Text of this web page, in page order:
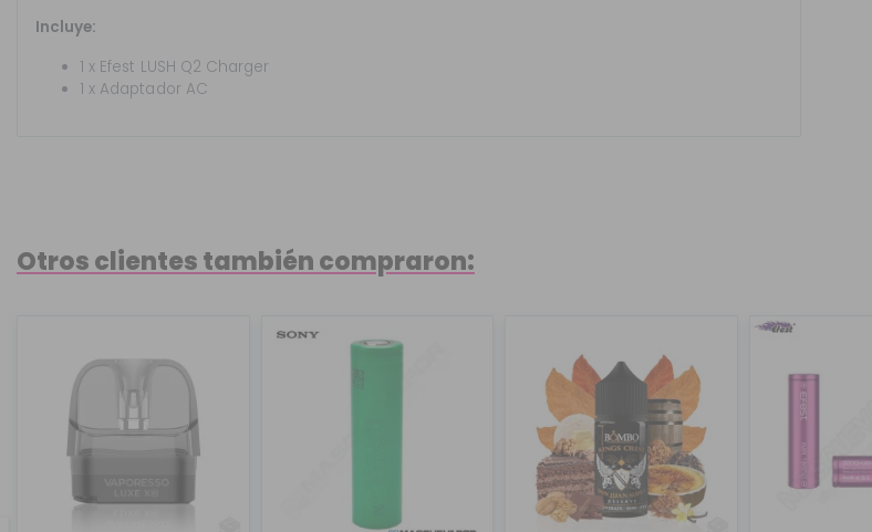
Incluye:
1 x Efest LUSH Q2 Charger
1 x Adaptador AC
Otros clientes también compraron: